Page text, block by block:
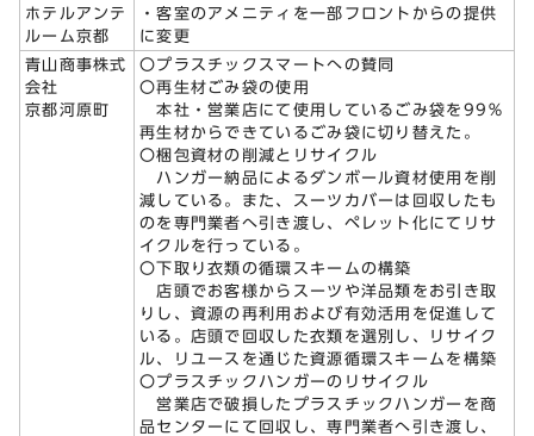
ホテルアンテ
ルーム京都
・客室のアメニティを一部フロントからの提供
に変更
青山商事株式
会社
京都河原町
〇プラスチックスマートへの賛同
〇再生材ごみ袋の使用
本社・営業店にて使用しているごみ袋を99％
再生材からできているごみ袋に切り替えた。
〇梱包資材の削減とリサイクル
ハンガー納品によるダンボール資材使用を削
減している。また、スーツカバーは回収したも
のを専門業者へ引き渡し、ペレット化にてリサ
イクルを行っている。
〇下取り衣類の循環スキームの構築
店頭でお客様からスーツや洋品類をお引き取
りし、資源の再利用および有効活用を促進して
いる。店頭で回収した衣類を選別し、リサイク
ル、リユースを通じた資源循環スキームを構築
〇プラスチックハンガーのリサイクル
営業店で破損したプラスチックハンガーを商
品センターにて回収し、専門業者へ引き渡し、